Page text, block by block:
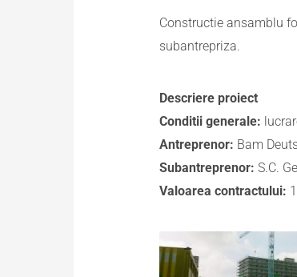
Constructie ansamblu
subantrepriza.
Descriere proiect
Conditii generale:
Antreprenor: Bam
Subantreprenor: S.C.
Valoarea contractului: